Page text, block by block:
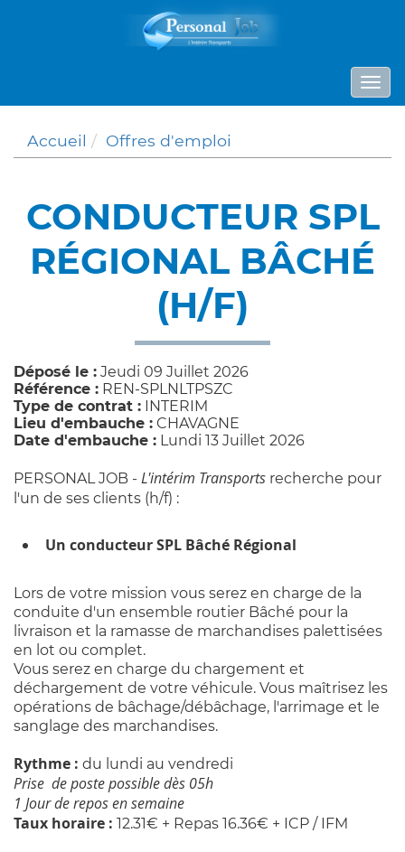
Accueil Offres d'emploi
CONDUCTEUR SPL
RÉGIONAL BÂCHÉ
(H/F)
Déposé le : Jeudi 09 Juillet 2026
Référence : REN-SPLNLTPSZC
Type de contrat : INTERIM
Lieu d'embauche : CHAVAGNE
Date d'embauche : Lundi 13 Juillet 2026
PERSONAL JOB - L'intérim Transports recherche pour
l'un de ses clients (h/f) :
Un conducteur SPL Bâché Régional
Lors de votre mission vous serez en charge de la
conduite d'un ensemble routier Bâché pour la
livraison et la ramasse de marchandises palettisées
en lot ou complet.
Vous serez en charge du chargement et
déchargement de votre véhicule. Vous maîtrisez les
opérations de bâchage/débâchage, l'arrimage et le
sanglage des marchandises.
Rythme : du lundi au vendredi
Prise de poste possible dès 05h
1 Jour de repos en semaine
Taux horaire : 12.31€ + Repas 16.36€ + ICP / IFM
Panneau de gestion des cookies